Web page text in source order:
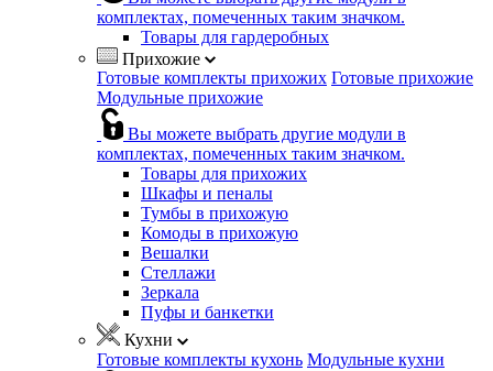
комплектах, помеченных таким значком.
Товары для гардеробных
Прихожие
Готовые комплекты прихожих Готовые прихожие
Модульные прихожие
Вы можете выбрать другие модули в
комплектах, помеченных таким значком.
Товары для прихожих
Шкафы и пеналы
Тумбы в прихожую
Комоды в прихожую
Вешалки
Стеллажи
Зеркала
Пуфы и банкетки
Кухни
Готовые комплекты кухонь Модульные кухни